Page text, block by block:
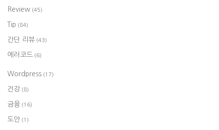
Review (45)
Tip (84)
간단 리뷰 (43)
에러코드 (6)
Wordpress (17)
건강 (8)
금융 (16)
도안 (1)